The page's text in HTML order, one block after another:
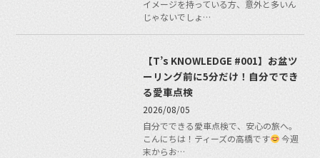
イメージを持っている方、意外と多いん
じゃないでしょ…
【T’s KNOWLEDGE #001】お盆ツ
ーリング前に5分だけ！自分ででき
る愛車点検
2026/08/05
自分でできる愛車点検で、安心の旅へ。
こんにちは！ティーズの高橋です
今週
末からお…